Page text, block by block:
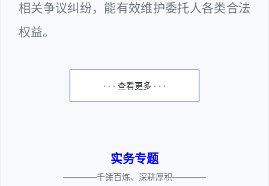
相关争议纠纷，能有效维护委托人各类合法
权益。
· · · 查看更多 · · ·
实务专题
————千锤百炼、深耕厚积————